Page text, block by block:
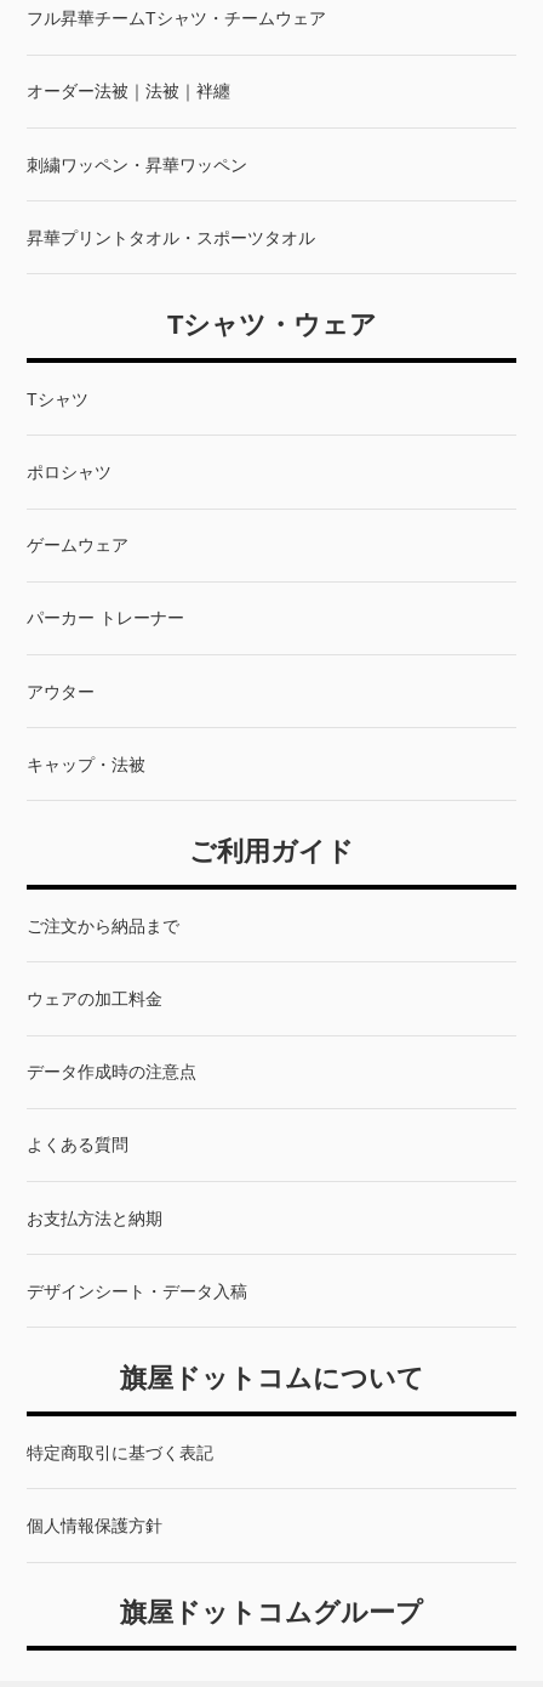
フル昇華チームTシャツ・チームウェア
オーダー法被｜法被｜袢纏
刺繍ワッペン・昇華ワッペン
昇華プリントタオル・スポーツタオル
Tシャツ・ウェア
Tシャツ
ポロシャツ
ゲームウェア
パーカー トレーナー
アウター
キャップ・法被
ご利用ガイド
ご注文から納品まで
ウェアの加工料金
データ作成時の注意点
よくある質問
お支払方法と納期
デザインシート・データ入稿
旗屋ドットコムについて
特定商取引に基づく表記
個人情報保護方針
旗屋ドットコムグループ